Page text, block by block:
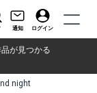
通知 ログイン
が見つかる
night